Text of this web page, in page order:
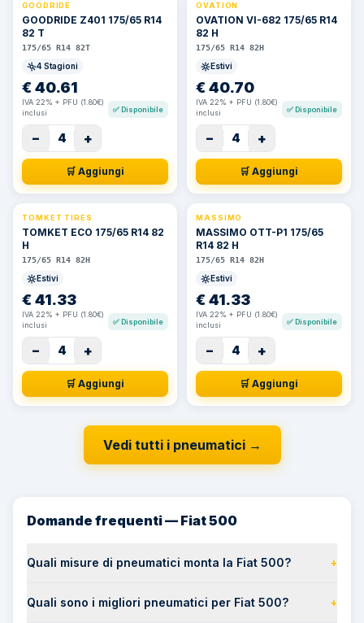
GOODRIDE
GOODRIDE Z401 175/65 R14
82 T
175/65 R14 82T
4 Stagioni
€40.61
IVA 22% + PFU (1.80€)
inclusi
✅Disponibile
− 4 +
🛒 Aggiungi
OVATION
OVATION VI-682 175/65 R14
82 H
175/65 R14 82H
Estivi
€40.70
IVA 22% + PFU (1.80€)
inclusi
✅Disponibile
− 4 +
🛒 Aggiungi
TOMKET TIRES
TOMKET ECO 175/65 R14 82
H
175/65 R14 82H
Estivi
€41.33
IVA 22% + PFU (1.80€)
inclusi
✅Disponibile
− 4 +
🛒 Aggiungi
MASSIMO
MASSIMO OTT-P1 175/65
R14 82 H
175/65 R14 82H
Estivi
€41.33
IVA 22% + PFU (1.80€)
inclusi
✅Disponibile
− 4 +
🛒 Aggiungi
Vedi tutti i pneumatici→
Domande frequenti — Fiat 500
Quali misure di pneumatici monta la Fiat 500? +
Quali sono i migliori pneumatici per Fiat 500? +